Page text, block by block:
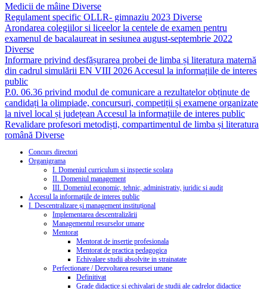
Medicii de mâine Diverse
Regulament specific OLLR- gimnaziu 2023 Diverse
Arondarea colegiilor si liceelor la centele de examen pentru
examenul de bacalaureat in sesiunea august-septembrie 2022
Diverse
Informare privind desfășurarea probei de limba și literatura maternă
din cadrul simulării EN VIII 2026 Accesul la informațiile de interes
public
P.0. 06.36 privind modul de comunicare a rezultatelor obținute de
candidați la olimpiade, concursuri, competiții și examene organizate
la nivel local și județean Accesul la informațiile de interes public
Revalidare profesori metodiști, compartimentul de limba și literatura
română Diverse
Concurs directori
Organigrama
I. Domeniul curriculum si inspectie scolara
II. Domeniul management
III. Domeniul economic, tehnic, administrativ, juridic si audit
Accesul la informațiile de interes public
I. Descentralizare și management instituțional
Implementarea descentralizării
Managementul resurselor umane
Mentorat
Mentorat de insertie profesionala
Mentorat de practica pedagogica
Echivalare studii absolvite in strainatate
Perfectionare / Dezvoltarea resursei umane
Definitivat
Grade didactice si echivalari de studii ale cadrelor didactice